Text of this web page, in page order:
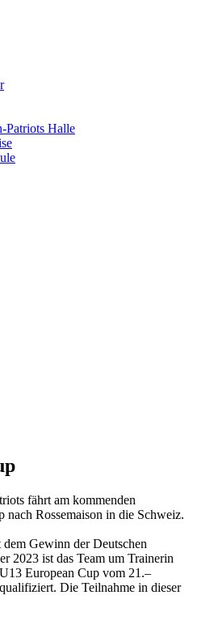
Patriots Halle
fährt am kommenden
nach Rossemaison in die Schweiz.
Gewinn der Deutschen
2023 ist das Team um Trainerin
European Cup vom 21.–
Die Teilnahme in dieser